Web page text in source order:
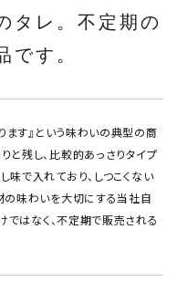
タレ。不定期の
です。
ます』という味わいの典型の商
と残し、比較的あっさりタイプ
味で入れており、しつこくない
の味わいを大切にする当社自
ではなく、不定期で販売される